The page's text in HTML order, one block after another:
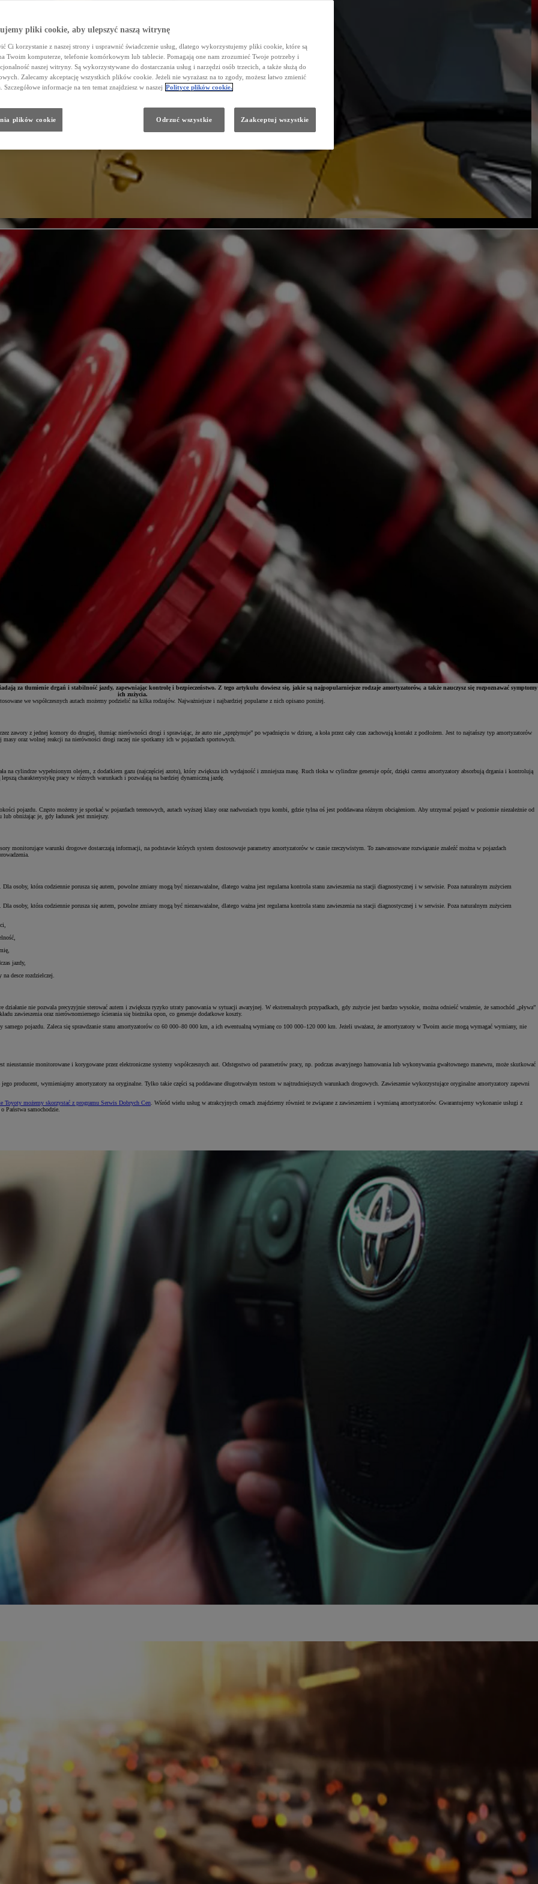
za tłumienie drgań i stabilność jazdy, zapewniając kontrolę i bezpieczeństwo. Z tego artykułu dowiesz się, jakie są najpopularniejsze rodzaje amortyzatorów, a także nauczysz się rozpoznawać symptomy
ich zużycia.
we współczesnych autach możemy podzielić na kilka rodzajów. Najważniejsze i najbardziej popularne z nich opisano poniżej.
zawory z jednej komory do drugiej, tłumiąc nierówności drogi i sprawiając, że auto nie „sprężynuje” po wpadnięciu w dziurę, a koła przez cały czas zachowują kontakt z podłożem. Jest to najtańszy typ amortyzatorów
oraz wolnej reakcji na nierówności drogi raczej nie spotkamy ich w pojazdach sportowych.
na cylindrze wypełnionym olejem, z dodatkiem gazu (najczęściej azotu), który zwiększa ich wydajność i zmniejsza masę. Ruch tłoka w cylindrze generuje opór, dzięki czemu amortyzatory absorbują drgania i kontrolują
charakterystykę pracy w różnych warunkach i pozwalają na bardziej dynamiczną jazdę.
pojazdu. Często możemy je spotkać w pojazdach terenowych, autach wyższej klasy oraz nadwoziach typu kombi, gdzie tylna oś jest poddawana różnym obciążeniom. Aby utrzymać pojazd w poziomie niezależnie od
lub obniżając je, gdy ładunek jest mniejszy.
monitorujące warunki drogowe dostarczają informacji, na podstawie których system dostosowuje parametry amortyzatorów w czasie rzeczywistym. To zaawansowane rozwiązanie znaleźć można w pojazdach
osoby, która codziennie porusza się autem, powolne zmiany mogą być niezauważalne, dlatego ważna jest regularna kontrola stanu zawieszenia na stacji diagnostycznej i w serwisie. Poza naturalnym zużyciem
osoby, która codziennie porusza się autem, powolne zmiany mogą być niezauważalne, dlatego ważna jest regularna kontrola stanu zawieszenia na stacji diagnostycznej i w serwisie. Poza naturalnym zużyciem
jazdy,
desce rozdzielczej.
nie pozwala precyzyjnie sterować autem i zwiększa ryzyko utraty panowania w sytuacji awaryjnej. W ekstremalnych przypadkach, gdy zużycie jest bardzo wysokie, można odnieść wrażenie, że samochód „pływa”
zawieszenia oraz nierównomiernego ścierania się bieżnika opon, co generuje dodatkowe koszty.
pojazdu. Zaleca się sprawdzanie stanu amortyzatorów co 60 000–80 000 km, a ich ewentualną wymianę co 100 000–120 000 km. Jeżeli uważasz, że amortyzatory w Twoim aucie mogą wymagać wymiany, nie
nieustannie monitorowane i korygowane przez elektroniczne systemy współczesnych aut. Odstępstwo od parametrów pracy, np. podczas awaryjnego hamowania lub wykonywania gwałtownego manewru, może skutkować
producent, wymieniajmy amortyzatory na oryginalne. Tylko takie części są poddawane długotrwałym testom w najtrudniejszych warunkach drogowych. Zawieszenie wykorzystujące oryginalne amortyzatory zapewni
Toyoty możemy skorzystać z programu Serwis Dobrych Cen. Wśród wielu usług w atrakcyjnych cenach znajdziemy również te związane z zawieszeniem i wymianą amortyzatorów. Gwarantujemy wykonanie usługi z
Państwa samochodzie.
pliki cookie, aby ulepszyć naszą witrynę
Ci korzystanie z naszej strony i usprawnić świadczenie usług, dlatego wykorzystujemy pliki cookie, które są
Twoim komputerze, telefonie komórkowym lub tablecie. Pomagają one nam zrozumieć Twoje potrzeby i
naszej witryny. Są wykorzystywane do dostarczania usług i narzędzi osób trzecich, a także służą do
Zalecamy akceptację wszystkich plików cookie. Jeżeli nie wyrażasz na to zgody, możesz łatwo zmienić
Szczegółowe informacje na ten temat znajdziesz w naszej Polityce plików cookie.
plików cookie Odrzuć wszystkie Zaakceptuj wszystkie